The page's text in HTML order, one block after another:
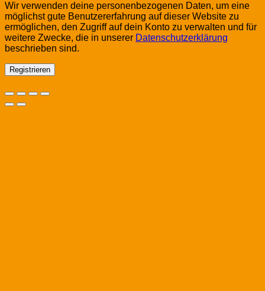
Wir verwenden deine personenbezogenen Daten, um eine
möglichst gute Benutzererfahrung auf dieser Website zu
ermöglichen, den Zugriff auf dein Konto zu verwalten und für
weitere Zwecke, die in unserer Datenschutzerklärung
beschrieben sind.
Registrieren